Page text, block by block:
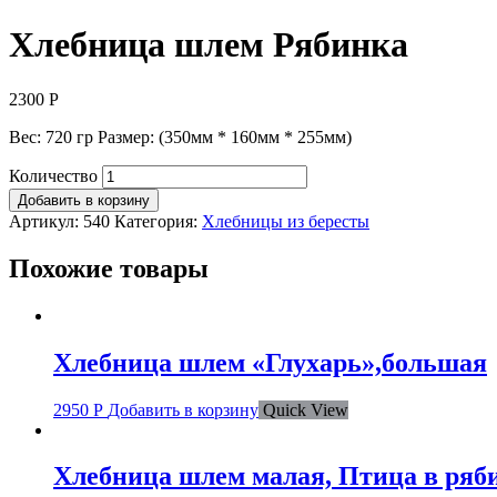
Хлебница шлем Рябинка
2300 Р
Вес: 720 гр Размер: (350мм * 160мм * 255мм)
Количество
Добавить в корзину
Артикул: 540 Категория: Хлебницы из бересты
Похожие товары
Хлебница шлем «Глухарь»,большая
2950 Р Добавить в корзину Quick View
Хлебница шлем малая, Птица в